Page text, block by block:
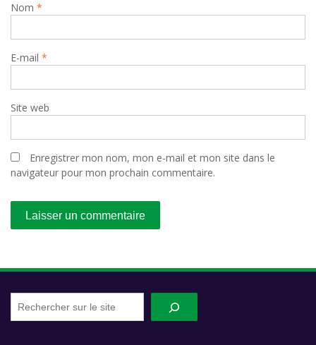
Nom *
E-mail *
Site web
Enregistrer mon nom, mon e-mail et mon site dans le
navigateur pour mon prochain commentaire.
sur